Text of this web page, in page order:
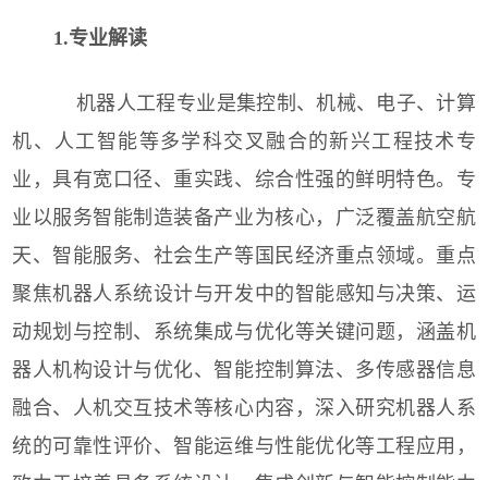
1.专业解读
机器人工程专业是集控制、机械、电子、计算
机、人工智能等多学科交叉融合的新兴工程技术专
业，具有宽口径、重实践、综合性强的鲜明特色。专
业以服务智能制造装备产业为核心，广泛覆盖航空航
天、智能服务、社会生产等国民经济重点领域。重点
聚焦机器人系统设计与开发中的智能感知与决策、运
动规划与控制、系统集成与优化等关键问题，涵盖机
器人机构设计与优化、智能控制算法、多传感器信息
融合、人机交互技术等核心内容，深入研究机器人系
统的可靠性评价、智能运维与性能优化等工程应用，